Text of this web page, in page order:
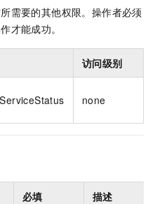
需要的其他权限。操作者必须
才能成功。
访问级别
none
必填 描述